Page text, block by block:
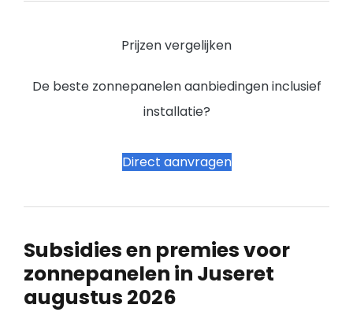
Prijzen vergelijken
De beste zonnepanelen aanbiedingen inclusief
installatie?
Direct aanvragen
Subsidies en premies voor
zonnepanelen in Juseret
augustus 2026